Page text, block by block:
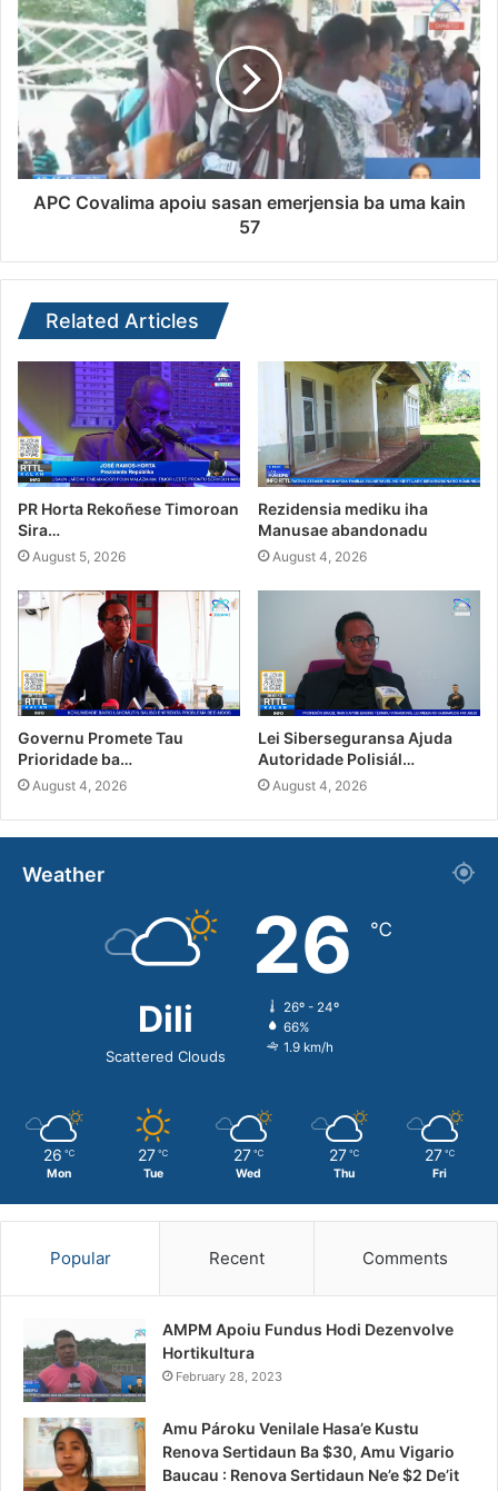
APC Covalima apoiu sasan emerjensia ba uma kain
57
Related Articles
PR Horta Rekoñese Timoroan
Sira…
August 5, 2026
Rezidensia mediku iha
Manusae abandonadu
August 4, 2026
Governu Promete Tau
Prioridade ba…
August 4, 2026
Lei Siberseguransa Ajuda
Autoridade Polisiál…
August 4, 2026
Weather
Dili
Scattered Clouds
26 ℃
26º - 24º
66%
1.9 km/h
26 ℃
Mon
27 ℃
Tue
27 ℃
Wed
27 ℃
Thu
27 ℃
Fri
Popular Recent Comments
AMPM Apoiu Fundus Hodi Dezenvolve
Hortikultura
February 28, 2023
Amu Pároku Venilale Hasa’e Kustu
Renova Sertidaun Ba $30, Amu Vigario
Baucau : Renova Sertidaun Ne’e $2 De’it